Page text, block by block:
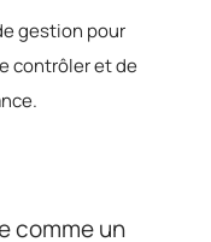
gestion pour
contrôler et de
comme un